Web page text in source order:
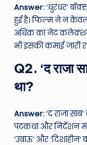
Answer:‘धुरंधर’
हुई है। फिल्म ने न
अधिक का नेट कलेक्शन
भी इसकी कमाई जारी
Q2. ‘द राजा
था?
Answer:‘द राजा
पटकथा और निर्देशन
‘उबाऊ’ और